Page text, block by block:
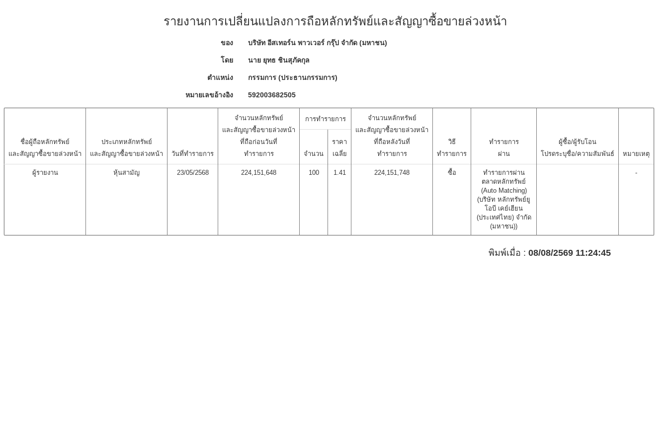
รายงานการเปลี่ยนแปลงการถือหลักทรัพย์และสัญญาซื้อขายล่วงหน้า
ของ บริษัท อีสเทอร์น พาวเวอร์ กรุ๊ป จำกัด (มหาชน)
โดย นาย ยุทธ ชินสุภัคกุล
ตำแหน่ง กรรมการ (ประธานกรรมการ)
หมายเลขอ้างอิง 592003682505
ชื่อผู้ถือหลักทรัพย์
และสัญญาซื้อขายล่วงหน้า
ประเภทหลักทรัพย์
และสัญญาซื้อขายล่วงหน้า
วันที่ทำรายการ
จำนวนหลักทรัพย์
และสัญญาซื้อขายล่วงหน้า
ที่ถือก่อนวันที่
ทำรายการ
การทำรายการ
จำนวนหลักทรัพย์
และสัญญาซื้อขายล่วงหน้า
ที่ถือหลังวันที่
ทำรายการ
วิธี
ทำรายการ
ทำรายการ
ผ่าน
ผู้ซื้อ/ผู้รับโอน
โปรดระบุชื่อ/ความสัมพันธ์
หมายเหตุ
จำนวน
ราคา
เฉลี่ย
ผู้รายงาน หุ้นสามัญ 23/05/2568 224,151,648 100 1.41 224,151,748 ซื้อ
ทำรายการผ่าน
ตลาดหลักทรัพย์
(Auto Matching)
(บริษัท หลักทรัพย์ยู
โอบี เคย์เฮียน
(ประเทศไทย) จำกัด
(มหาชน))
-
พิมพ์เมื่อ : 08/08/2569 11:24:45